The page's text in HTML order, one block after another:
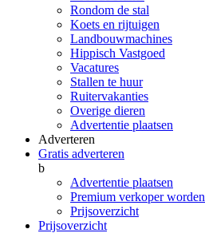
Rondom de stal
Koets en rijtuigen
Landbouwmachines
Hippisch Vastgoed
Vacatures
Stallen te huur
Ruitervakanties
Overige dieren
Advertentie plaatsen
Adverteren
Gratis adverteren
b
Advertentie plaatsen
Premium verkoper worden
Prijsoverzicht
Prijsoverzicht